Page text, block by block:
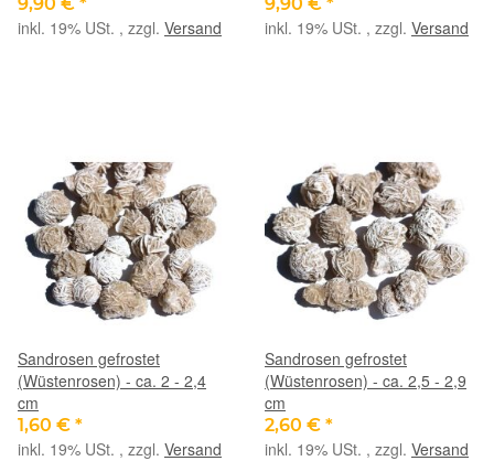
inkl. 19% USt. , zzgl. Versand inkl. 19% USt. , zzgl. Versand
Sandrosen gefrostet
(Wüstenrosen) - ca. 2 - 2,4
cm
1,60 € *
inkl. 19% USt. , zzgl. Versand
Sandrosen gefrostet
(Wüstenrosen) - ca. 2,5 - 2,9
cm
2,60 € *
inkl. 19% USt. , zzgl. Versand